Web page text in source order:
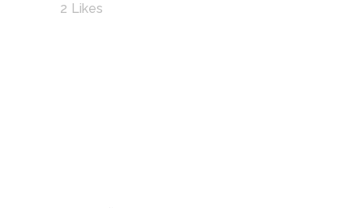
2 Likes